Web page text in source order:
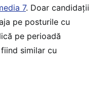
7. Doar candidații
pe posturile cu
pe perioadă
similar cu